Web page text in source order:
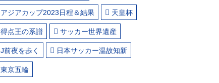
アジアカップ2023日程＆結果 天皇杯
得点王の系譜 サッカー世界遺産
J前夜を歩く 日本サッカー温故知新
東京五輪